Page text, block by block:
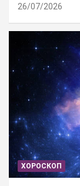
26/07/2026
ХОРОСКОП